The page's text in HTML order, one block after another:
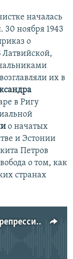
началась
30 ноября 1943
о
Латвийской,
их в
в Ригу
о начатых
и Эстонии
Петров
о том, как
странах
Никита Петров рассказывает о репрессиях в странах Балтии